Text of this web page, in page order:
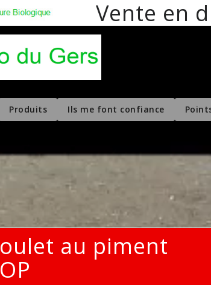
Vente en
Vente en direct de
Produits Ils me font confiance
au piment